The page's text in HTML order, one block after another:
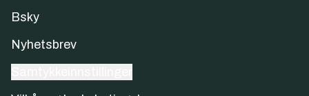
Bsky
Nyhetsbrev